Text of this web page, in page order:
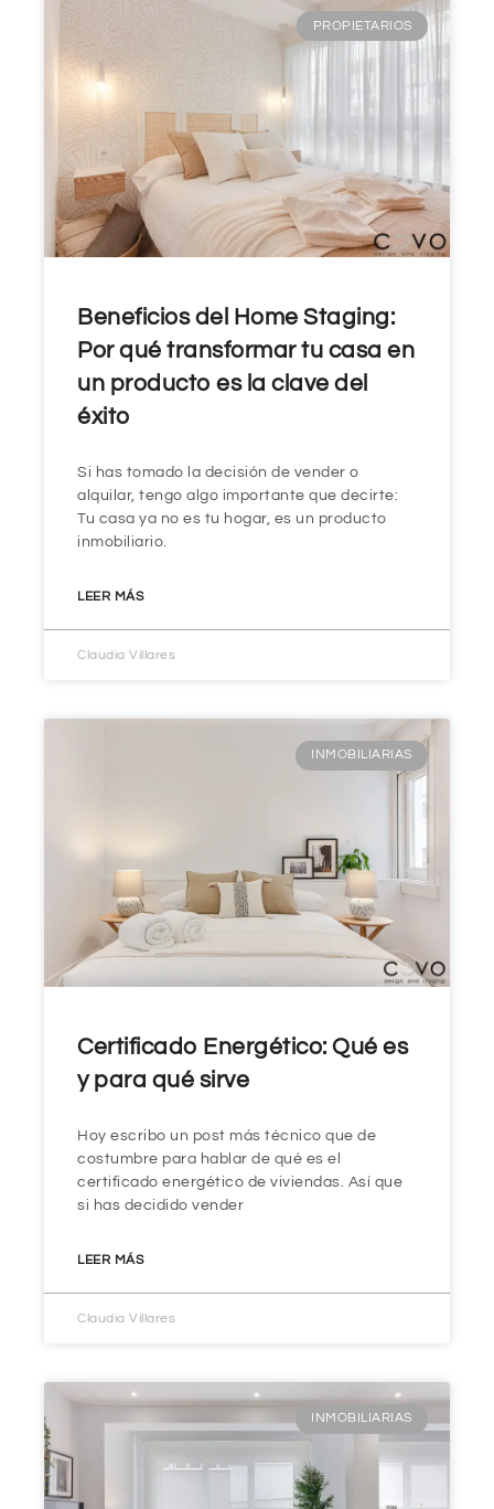
PROPIETARIOS
Beneficios del Home Staging:
Por qué transformar tu casa en
un producto es la clave del
éxito
Si has tomado la decisión de vender o
alquilar, tengo algo importante que decirte:
Tu casa ya no es tu hogar, es un producto
inmobiliario.
LEER MÁS
Claudia Villares
INMOBILIARIAS
Certificado Energético: Qué es
y para qué sirve
Hoy escribo un post más técnico que de
costumbre para hablar de qué es el
certificado energético de viviendas. Así que
si has decidido vender
LEER MÁS
Claudia Villares
INMOBILIARIAS